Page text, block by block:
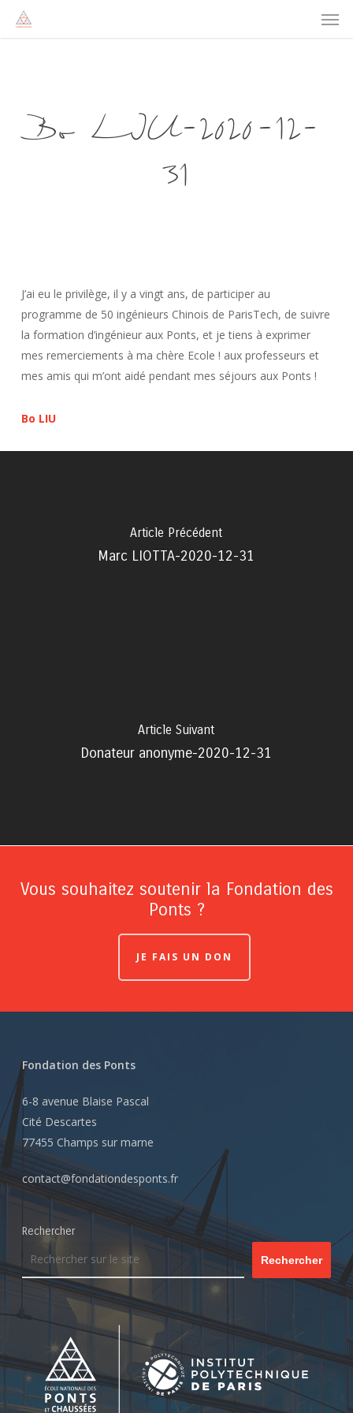
Bo LIU-2020-12-
31
J’ai eu le privilège, il y a vingt ans, de participer au
programme de 50 ingénieurs Chinois de ParisTech, de suivre
la formation d’ingénieur aux Ponts, et je tiens à exprimer
mes remerciements à ma chère Ecole ! aux professeurs et
mes amis qui m’ont aidé pendant mes séjours aux Ponts !
Bo LIU
Article Précédent
Marc LIOTTA-2020-12-31
Article Suivant
Donateur anonyme-2020-12-31
Vous souhaitez soutenir la Fondation des
Ponts ?
JE FAIS UN DON
Fondation des Ponts
6-8 avenue Blaise Pascal
Cité Descartes
77455 Champs sur marne
contact@fondationdesponts.fr
Rechercher
Rechercher